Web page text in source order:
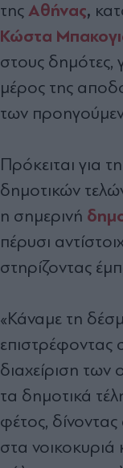
της Αθήνας,
Κώστα
στους δημότες,
μέρος της
των
Πρόκειται για
δημοτικών
η σημερινή
πέρυσι
στηρίζοντας
«Κάναμε τη
επιστρέφοντας
διαχείριση των
τα δημοτικά
φέτος,
στα νοικοκυριά